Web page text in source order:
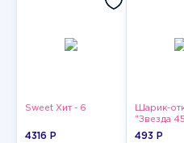
Sweet Хит - 6
4316 P
Шарик-
"Звезда
493 P